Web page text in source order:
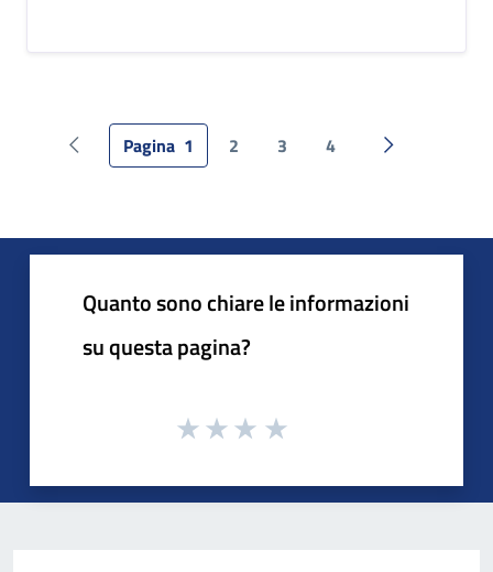
Pagina precedente
Pagina 1 2 3 4 Pagina
Quanto sono chiare le informazioni
su questa pagina?